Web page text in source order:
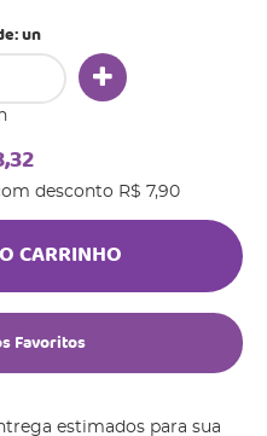
un
desconto R$ 7,90
CARRINHO
Favoritos
estimados para sua